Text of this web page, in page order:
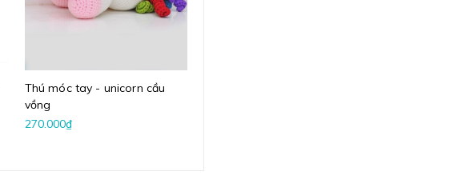
Thú móc tay - unicorn cầu
vồng
270.000₫